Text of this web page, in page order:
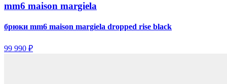
mm6 maison margiela
брюки mm6 maison margiela dropped rise black
99 990 ₽